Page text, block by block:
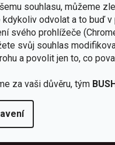
souhlasu, můžeme
kdykoliv odvolat a to buď
svého prohlížeče
svůj souhlas
a povolit jen to, co
za vaši důvěru, tým